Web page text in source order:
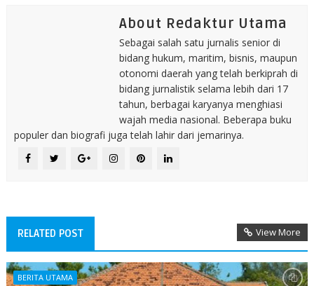
About Redaktur Utama
Sebagai salah satu jurnalis senior di
bidang hukum, maritim, bisnis, maupun
otonomi daerah yang telah berkiprah di
bidang jurnalistik selama lebih dari 17
tahun, berbagai karyanya menghiasi
wajah media nasional. Beberapa buku
populer dan biografi juga telah lahir dari jemarinya.
RELATED POST View More
BERITA UTAMA